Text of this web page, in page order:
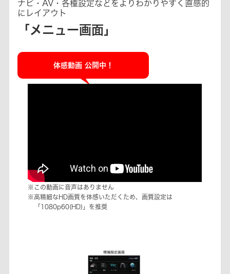
ナビ・AV・各種設定などをよりわかりやすく直感的
にレイアウト
「メニュー画面」
体感動画 公開中！
※この動画に音声はありません
※高精細なHD画質を体感いただくため、画質設定は
「1080p60(HD)」を推奨